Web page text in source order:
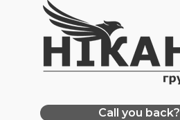
Call you back?